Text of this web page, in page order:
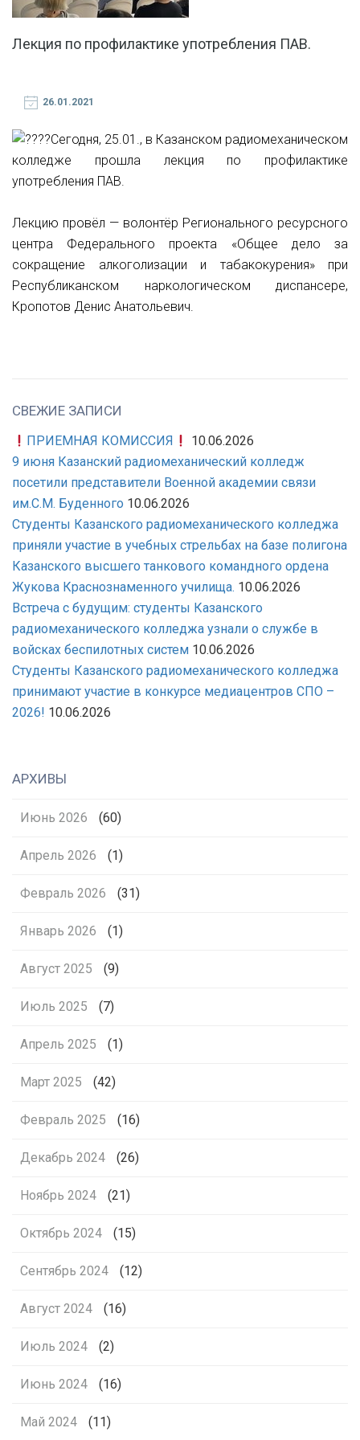
Лекция по профилактике употребления ПАВ.
26.01.2021
Сегодня, 25.01., в Казанском радиомеханическом
колледже прошла лекция по профилактике
употребления ПАВ.
Лекцию провёл — волонтёр Регионального ресурсного
центра Федерального проекта «Общее дело за
сокращение алкоголизации и табакокурения» при
Республиканском наркологическом диспансере,
Кропотов Денис Анатольевич.
СВЕЖИЕ ЗАПИСИ
ПРИЕМНАЯ КОМИССИЯ
10.06.2026
9 июня Казанский радиомеханический колледж
посетили представители Военной академии связи
им.С.М. Буденного 10.06.2026
Студенты Казанского радиомеханического колледжа
приняли участие в учебных стрельбах на базе полигона
Казанского высшего танкового командного ордена
Жукова Краснознаменного училища. 10.06.2026
Встреча с будущим: студенты Казанского
радиомеханического колледжа узнали о службе в
войсках беспилотных систем 10.06.2026
Студенты Казанского радиомеханического колледжа
принимают участие в конкурсе медиацентров СПО –
2026! 10.06.2026
АРХИВЫ
Июнь 2026 (60)
Апрель 2026 (1)
Февраль 2026 (31)
Январь 2026 (1)
Август 2025 (9)
Июль 2025 (7)
Апрель 2025 (1)
Март 2025 (42)
Февраль 2025 (16)
Декабрь 2024 (26)
Ноябрь 2024 (21)
Октябрь 2024 (15)
Сентябрь 2024 (12)
Август 2024 (16)
Июль 2024 (2)
Июнь 2024 (16)
Май 2024 (11)